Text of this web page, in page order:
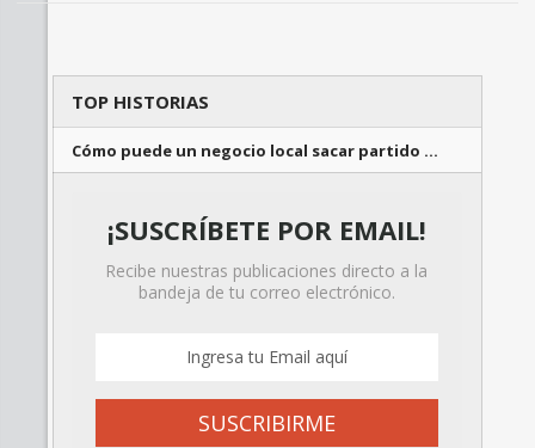
TOP HISTORIAS
Cómo puede un negocio local sacar partido …
¡SUSCRÍBETE POR EMAIL!
Recibe nuestras publicaciones directo a la
bandeja de tu correo electrónico.